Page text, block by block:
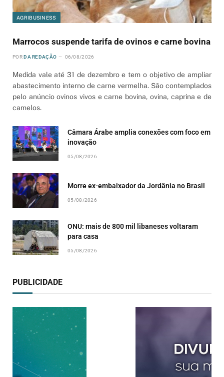
AGRIBUSINESS
Marrocos suspende tarifa de ovinos e carne bovina
POR DA REDAÇÃO 06/08/2026
Medida vale até 31 de dezembro e tem o objetivo de ampliar
abastecimento interno de carne vermelha. São contemplados
pelo anúncio ovinos vivos e carne bovina, ovina, caprina e de
camelos.
Câmara Árabe amplia conexões com foco em
inovação
05/08/2026
Morre ex-embaixador da Jordânia no Brasil
05/08/2026
ONU: mais de 800 mil libaneses voltaram
para casa
05/08/2026
PUBLICIDADE